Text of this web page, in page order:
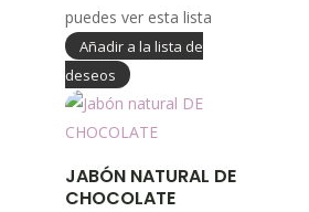
puedes ver esta lista
Añadir a la lista de
deseos
JABÓN NATURAL DE
CHOCOLATE